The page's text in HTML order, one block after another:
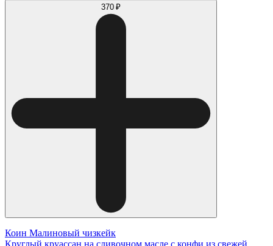
370 ₽
Коин Малиновый чизкейк